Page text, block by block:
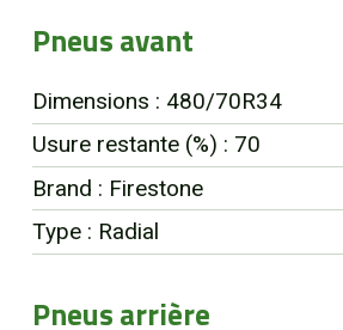
Pneus avant
Dimensions : 480/70R34
Usure restante (%) : 70
Brand : Firestone
Type : Radial
Pneus arrière